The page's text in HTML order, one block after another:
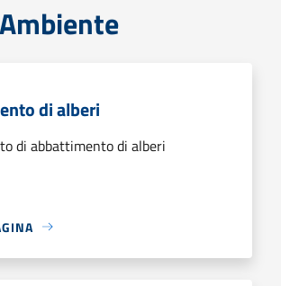
di alberi
di abbattimento di alberi